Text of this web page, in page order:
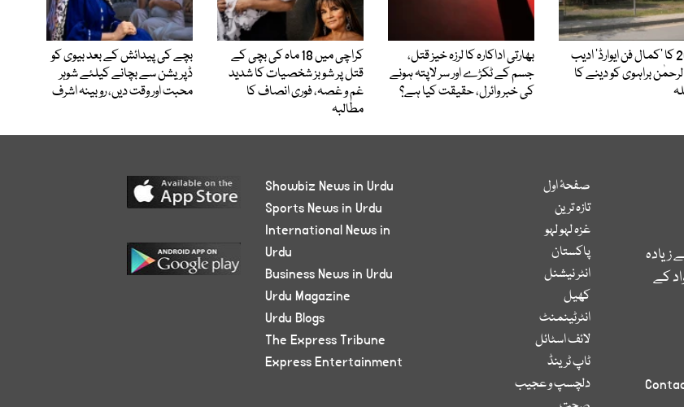
2025 کا ’کمال فن ایوارڈ‘ ادیب
براہوی کو دینے کا
بھارتی اداکارہ کا لرزہ خیز قتل،
جسم کے ٹکڑے اور سر لاپتہ ہونے
کی خبر وائرل، حقیقت کیا ہے؟
کراچی میں 18 ماہ کی بچی کے
قتل پر شوبز شخصیات کا شدید
غم و غصہ، فوری انصاف کا
مطالبہ
بچے کی پیدائش کے بعد بیوی کو
ڈپریشن سے بچانے کیلئے شوہر
محبت اور وقت دیں، روبینہ اشرف
زیادہ
کے
صفحۂ اول
تازہ ترین
غزہ لہو لہو
پاکستان
انٹر نیشنل
کھیل
انٹرٹینمنٹ
لائف اسٹائل
ٹاپ ٹرینڈ
دلچسپ و عجیب
Showbiz News in Urdu
Sports News in Urdu
International News in
Urdu
Business News in Urdu
Urdu Magazine
Urdu Blogs
The Express Tribune
Express Entertainment